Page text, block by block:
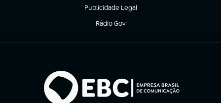
Publicidade Legal
(abre em nova aba)
Rádio Gov
(abre em nova aba)